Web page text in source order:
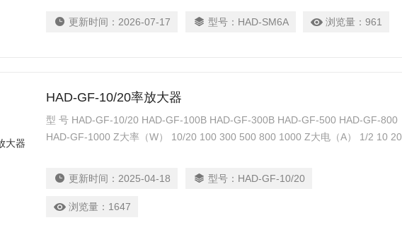
更新时间： 2026-07-17 型号： HAD-SM6A 浏览量： 961
HAD-GF-10/20率放大器
型 号 HAD-GF-10/20 HAD-GF-100B HAD-GF-300B HAD-GF-500 HAD-GF-800
HAD-GF-1000 Z大率（W） 10/20 100 300 500 800 1000 Z大电（A） 1/2 10 20
更新时间： 2025-04-18 型号： HAD-GF-10/20
浏览量： 1647